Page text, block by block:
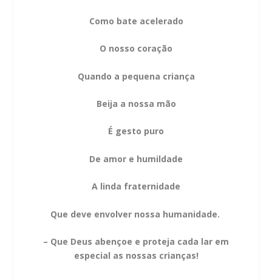
Como bate acelerado
O nosso coração
Quando a pequena criança
Beija a nossa mão
É gesto puro
De amor e humildade
A linda fraternidade
Que deve envolver nossa humanidade.
– Que Deus abençoe e proteja cada lar em
especial as nossas crianças!